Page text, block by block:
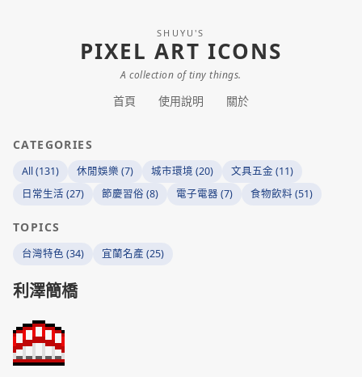
SHUYU'S
PIXEL ART ICONS
A collection of tiny things.
首頁 使用說明 關於
CATEGORIES
All (131) 休閒娛樂 (7) 城市環境 (20)
文具五金 (11)
日常生活 (27)
節慶習俗 (8) 電子電器 (7) 食物飲料 (51)
TOPICS
台灣特色 (34) 宜蘭名產 (25)
利澤簡橋